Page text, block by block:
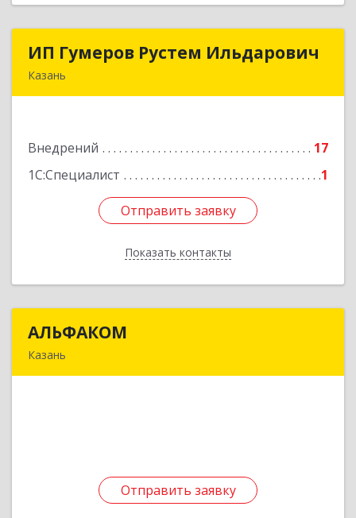
ИП Гумеров Рустем Ильдарович
Казань
Внедрений
17
1С:Специалист
1
Отправить заявку
Показать контакты
ИП Гумеров Рустем Ильдарович
Подробнее
Отправить заявку
Назад
АЛЬФАКОМ
Казань
Отправить заявку
Отправить заявку